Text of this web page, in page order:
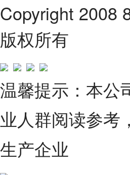
Copyright 2008
版权所有
温馨提示：本公
业人群阅读参考
生产企业